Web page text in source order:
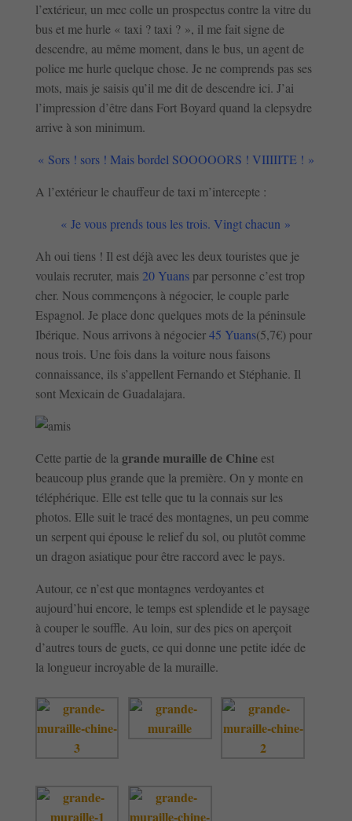
l’extérieur, un mec colle un prospectus contre la vitre du
bus et me hurle « taxi ? taxi ? », il me fait signe de
descendre, au même moment, dans le bus, un agent de
police me hurle quelque chose. Je ne comprends pas ses
mots, mais je saisis qu’il me dit de descendre ici. J’ai
l’impression d’être dans Fort Boyard quand la clepsydre
arrive à son minimum.
« Sors ! sors ! Mais bordel SOOOOORS ! VIIIIITE ! »
A l’extérieur le chauffeur de taxi m’intercepte :
« Je vous prends tous les trois. Vingt chacun »
Ah oui tiens ! Il est déjà avec les deux touristes que je
voulais recruter, mais20 Yuanspar personne c’est trop
cher. Nous commençons à négocier, le couple parle
Espagnol. Je place donc quelques mots de la péninsule
Ibérique. Nous arrivons à négocier45 Yuans(5,7€) pour
nous trois. Une fois dans la voiture nous faisons
connaissance, ils s’appellent Fernando et Stéphanie. Il
sont Mexicain de Guadalajara.
Cette partie de la grande muraille de Chineest
beaucoup plus grande que la première. On y monte en
téléphérique. Elle est telle que tu la connais sur les
photos. Elle suit le tracé des montagnes, un peu comme
un serpent qui épouse le relief du sol, ou plutôt comme
un dragon asiatique pour être raccord avec le pays.
Autour, ce n’est que montagnes verdoyantes et
aujourd’hui encore, le temps est splendide et le paysage
à couper le souffle. Au loin, sur des pics on aperçoit
d’autres tours de guets, ce qui donne une petite idée de
la longueur incroyable de la muraille.